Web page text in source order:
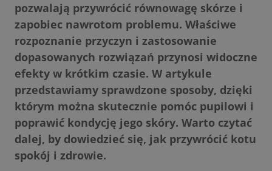
pozwalają przywrócić równowagę skórze i
zapobiec nawrotom problemu. Właściwe
rozpoznanie przyczyn i zastosowanie
dopasowanych rozwiązań przynosi widoczne
efekty w krótkim czasie. W artykule
przedstawiamy sprawdzone sposoby, dzięki
którym można skutecznie pomóc pupilowi i
poprawić kondycję jego skóry. Warto czytać
dalej, by dowiedzieć się, jak przywrócić kotu
spokój i zdrowie.